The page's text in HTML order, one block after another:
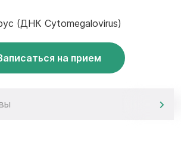
(ДНК Cytomegalovirus)
на прием